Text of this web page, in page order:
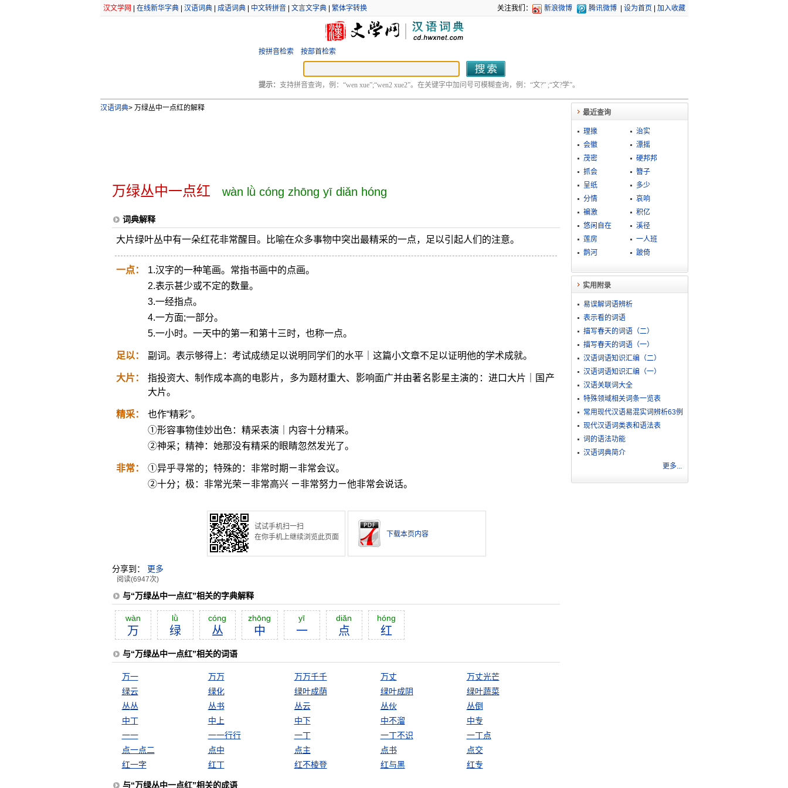
汉文学网 在线新华字典| 汉语词典| 成语词典| 中文转拼音| 文言文字典| 繁体字转换 关注我们： 新浪微博 腾讯微博 设为首页 加入收藏
按拼音检索 按部首检索
提示： 支持拼音查询，例：“wen xue”;“wen2 xue2”。在关键字中加问号可模糊查询，例：“文?” ;“文?学”。
汉语词典>万绿丛中一点红的解释
万绿丛中一点红 wàn lǜ cóng zhōng yī diǎn hóng
词典解释
大片绿叶丛中有一朵红花非常醒目。比喻在众多事物中突出最精采的一点，足以引起人们的注意。
一点：
1.汉字的一种笔画。常指书画中的点画。
2.表示甚少或不定的数量。
3.一经指点。
4.一方面;一部分。
5.一小时。一天中的第一和第十三时，也称一点。
足以： 副词。表示够得上：考试成绩足以说明同学们的水平｜这篇小文章不足以证明他的学术成就。
大片：
指投资大、制作成本高的电影片，多为题材重大、影响面广并由著名影星主演的：进口大片｜国产
大片。
精采：
也作“精彩”。
①形容事物佳妙出色：精采表演｜内容十分精采。
②神采；精神：她那没有精采的眼睛忽然发光了。
非常：
①异乎寻常的；特殊的：非常时期ㄧ非常会议。
②十分；极：非常光荣ㄧ非常高兴 ㄧ非常努力ㄧ他非常会说话。
试试手机扫一扫
在你手机上继续浏览此页面
下载本页内容
分享到： 更多
阅读(6947次)
与“万绿丛中一点红”相关的字典解释
wàn
万
lǜ
绿
cóng
丛
zhōng
中
yī
一
diăn
点
hóng
红
与“万绿丛中一点红”相关的词语
万一 万万 万万千千 万丈
万丈光芒
绿云
绿化 绿叶成荫 绿叶成阴
绿叶蔬菜
丛丛
丛书 丛云 丛伙
丛倒
中丁
中上 中下 中不溜
中专
一一
一一行行 一丁 一丁不识
一丁点
点一点二
点中 点主 点书
点交
红一字
红丁 红不棱登 红与黑 红专
与“万绿丛中一点红”相关的成语
最近查询
理掾
治实
会徽
漂摇
茂密
硬邦邦
抓会
簪子
呈纸
多少
分情
哀响
褊激
积亿
悠闲自在
溪径
莲房
一人班
鹊河
跛倚
实用附录
易误解词语辨析
表示看的词语
描写春天的词语（二）
描写春天的词语（一）
汉语词语知识汇编（二）
汉语词语知识汇编（一）
汉语关联词大全
特殊领域相关词条一览表
常用现代汉语易混实词辨析63例
现代汉语词类表和语法表
词的语法功能
汉语词典简介
更多...